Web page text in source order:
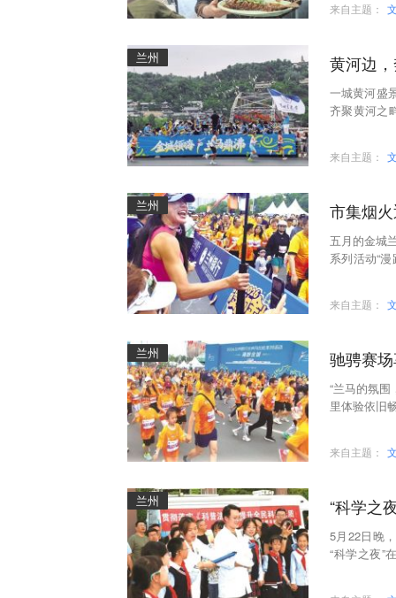
来自主题：
兰州 黄河边
一城黄河盛
齐聚黄河之
来自主题：
兰州 市集烟
五月的金城
系列活动“
来自主题：
兰州 驰骋赛
“兰马的氛
里体验依旧
来自主题：
兰州 “科学之
5月22日晚
“科学之夜”